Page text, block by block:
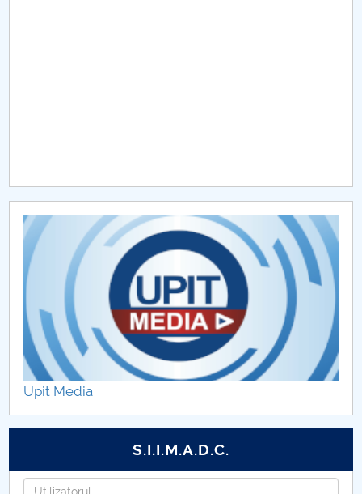
Chestionar angajabilitate ALUMNI – UPB
CAR2026
MENIU CANTINA
Proiecte internaționale 2018
Proiecte internaționale 2022
Proiecte internaționale 2021
Proiecte internaționale 2020
Proiecte internaționale 2019
Upit Media
S.I.I.M.A.D.C.
Username